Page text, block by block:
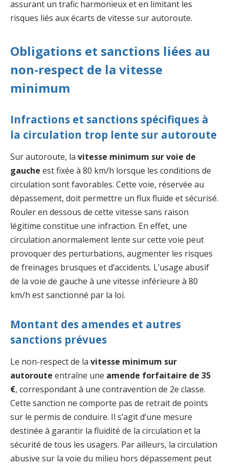
assurant un trafic harmonieux et en limitant les
risques liés aux écarts de vitesse sur autoroute.
Obligations et sanctions liées au
non-respect de la vitesse
minimum
Infractions et sanctions spécifiques à
la circulation trop lente sur autoroute
Sur autoroute, la vitesse minimum sur voie de
gauche est fixée à 80 km/h lorsque les conditions de
circulation sont favorables. Cette voie, réservée au
dépassement, doit permettre un flux fluide et sécurisé.
Rouler en dessous de cette vitesse sans raison
légitime constitue une infraction. En effet, une
circulation anormalement lente sur cette voie peut
provoquer des perturbations, augmenter les risques
de freinages brusques et d’accidents. L’usage abusif
de la voie de gauche à une vitesse inférieure à 80
km/h est sanctionné par la loi.
Montant des amendes et autres
sanctions prévues
Le non-respect de la vitesse minimum sur
autoroute entraîne une amende forfaitaire de 35
€, correspondant à une contravention de 2e classe.
Cette sanction ne comporte pas de retrait de points
sur le permis de conduire. Il s’agit d’une mesure
destinée à garantir la fluidité de la circulation et la
sécurité de tous les usagers. Par ailleurs, la circulation
abusive sur la voie du milieu hors dépassement peut